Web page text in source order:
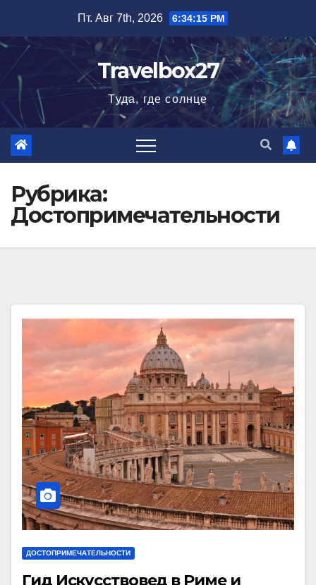
содержимому
Пт. Авг 7th, 2026 6:34:16 PM
Travelbox27
Туда, где солнце
Рубрика:
Достопримечательности
ДОСТОПРИМЕЧАТЕЛЬНОСТИ
Гид Искусствовед в Риме и